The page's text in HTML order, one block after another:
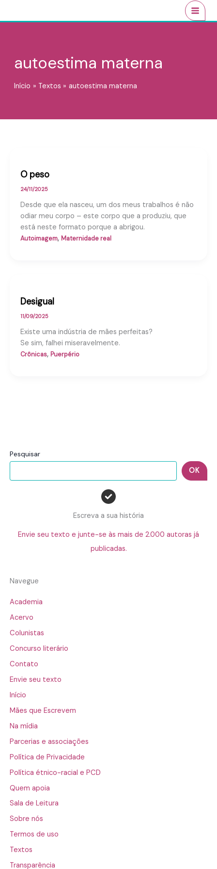
autoestima materna
Início Textos autoestima materna
Pesquisar
OK
Escreva a sua história
Envie seu texto e junte-se às mais de 2.000 autoras já
publicadas.
Navegue
Academia
Acervo
Colunistas
Concurso literário
Contato
Envie seu texto
Início
Mães que Escrevem
Na mídia
Parcerias e associações
Política de Privacidade
Política étnico-racial e PCD
Quem apoia
Sala de Leitura
Sobre nós
Termos de uso
Textos
Transparência
O peso
24/11/2025
Desde que ela nasceu, um dos meus trabalhos é não
odiar meu corpo – este corpo que a produziu, que
está neste formato porque a abrigou.
Autoimagem, Maternidade real
Desigual
11/09/2025
Existe uma indústria de mães perfeitas?
Se sim, falhei miseravelmente.
Crônicas, Puerpério